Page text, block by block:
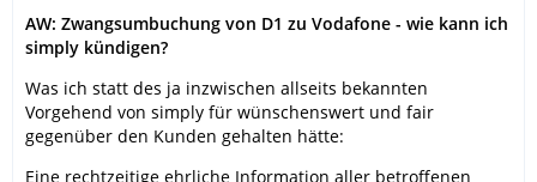
AW: Zwangsumbuchung von D1 zu Vodafone - wie kann ich
simply kündigen?
Was ich statt des ja inzwischen allseits bekannten
Vorgehend von simply für wünschenswert und fair
gegenüber den Kunden gehalten hätte:
Eine rechtzeitige ehrliche Information aller betroffenen